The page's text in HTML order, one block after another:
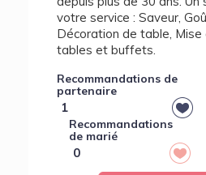
votre service : Saveur,
Décoration de table, Mise
tables et buffets.
Recommandations de
partenaire
1
Recommandations
de marié
0